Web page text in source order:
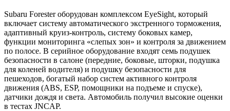
Subaru Forester оборудован комплексом EyeSight, который
включает систему автоматического экстренного торможения,
адаптивный круиз-контроль, систему боковых камер,
функции мониторинга «слепых зон» и контроля за движением
по полосе. В серийное оборудование входят семь подушек
безопасности в салоне (передние, боковые, шторки, подушка
для коленей водителя) и подушку безопасности для
пешеходов, богатый набор систем активного контроля
движения (ABS, ESP, помощники на подъеме и спуске),
датчики дождя и света. Автомобиль получил высокие оценки
в тестах JNCAP.